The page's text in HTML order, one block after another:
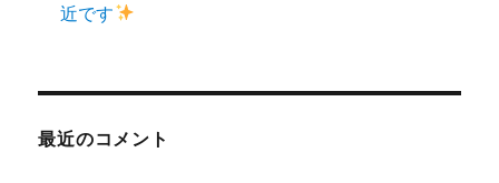
近です
最近のコメント